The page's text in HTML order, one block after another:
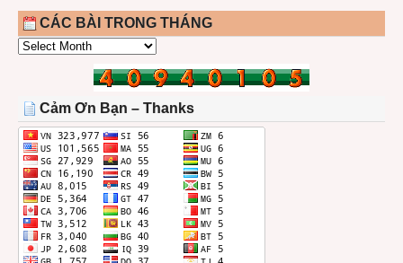
CÁC BÀI TRONG THÁNG
CÁC
THÁNG
Cảm Ơn Bạn – Thanks